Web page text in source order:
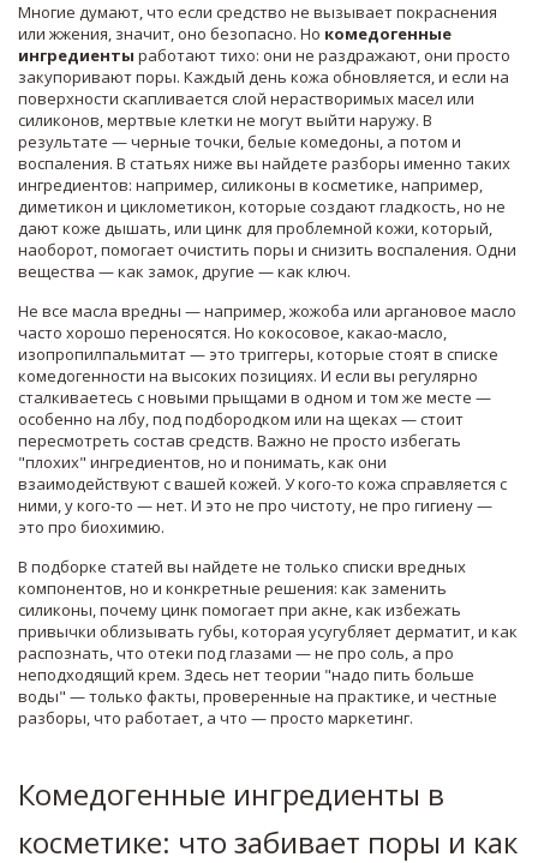
Многие думают, что если средство не вызывает покраснения
или жжения, значит, оно безопасно. Но комедогенные
ингредиенты работают тихо: они не раздражают, они просто
закупоривают поры. Каждый день кожа обновляется, и если на
поверхности скапливается слой нерастворимых масел или
силиконов, мертвые клетки не могут выйти наружу. В
результате — черные точки, белые комедоны, а потом и
воспаления. В статьях ниже вы найдете разборы именно таких
ингредиентов: например,силиконы в косметике,например,
диметикон и циклометикон, которые создают гладкость, но не
дают коже дышать, или цинк для проблемной кожи,который,
наоборот, помогает очистить поры и снизить воспаления. Одни
вещества — как замок, другие — как ключ.
Не все масла вредны — например, жожоба или аргановое масло
часто хорошо переносятся. Но кокосовое, какао-масло,
изопропилпальмитат — это триггеры, которые стоят в списке
комедогенности на высоких позициях. И если вы регулярно
сталкиваетесь с новыми прыщами в одном и том же месте —
особенно на лбу, под подбородком или на щеках — стоит
пересмотреть состав средств. Важно не просто избегать
"плохих" ингредиентов, но и понимать, как они
взаимодействуют с вашей кожей. У кого-то кожа справляется с
ними, у кого-то — нет. И это не про чистоту, не про гигиену —
это про биохимию.
В подборке статей вы найдете не только списки вредных
компонентов, но и конкретные решения: как заменить
силиконы, почему цинк помогает при акне, как избежать
привычки облизывать губы, которая усугубляет дерматит, и как
распознать, что отеки под глазами — не про соль, а про
неподходящий крем. Здесь нет теории "надо пить больше
воды" — только факты, проверенные на практике, и честные
разборы, что работает, а что — просто маркетинг.
Комедогенные ингредиенты в
косметике: что забивает поры и как